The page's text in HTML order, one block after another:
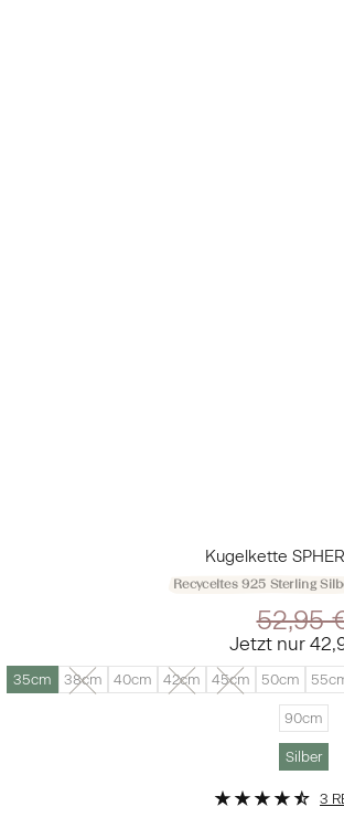
Kugelkette
Recyceltes 925 Sterling
52,95
Jetzt nur
35cm 38cm 40cm 42cm 45cm 50cm
90cm
Silber
3